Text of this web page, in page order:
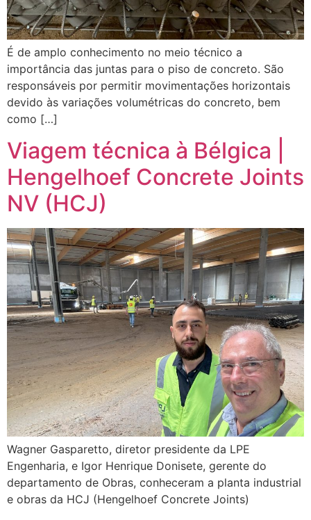
É de amplo conhecimento no meio técnico a
importância das juntas para o piso de concreto. São
responsáveis por permitir movimentações horizontais
devido às variações volumétricas do concreto, bem
como […]
Viagem técnica à Bélgica |
Hengelhoef Concrete Joints
NV (HCJ)
Wagner Gasparetto, diretor presidente da LPE
Engenharia, e Igor Henrique Donisete, gerente do
departamento de Obras, conheceram a planta industrial
e obras da HCJ (Hengelhoef Concrete Joints)